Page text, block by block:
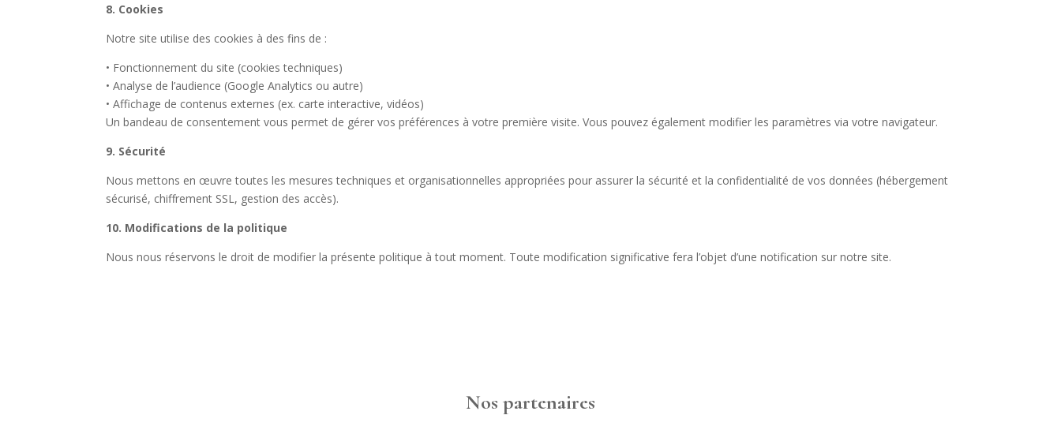
8. Cookies
Notre site utilise des cookies à des fins de :
• Fonctionnement du site (cookies techniques)
•Analyse de l’audience (Google Analytics ou autre)
•Affichage de contenus externes (ex. carte interactive, vidéos)
Un bandeau de consentement vous permet de gérer vos préférences à votre première visite. Vous pouvez également modifier les paramètres via votre navigateur.
9. Sécurité
Nous mettons en œuvre toutes les mesures techniques et organisationnelles appropriées pour assurer la sécurité et la confidentialité de vos données (hébergement
sécurisé, chiffrement SSL, gestion des accès).
10. Modifications de la politique
Nous nous réservons le droit de modifier la présente politique à tout moment. Toute modification significative fera l’objet d’une notification sur notre site.
Nos partenaires